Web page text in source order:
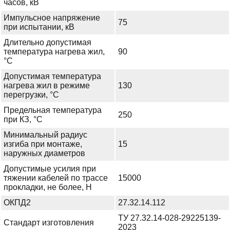
часов, кВ
Импульсное напряжение
при испытании, кВ
75
Длительно допустимая
температура нагрева жил,
°С
90
Допустимая температура
нагрева жил в режиме
перегрузки, °С
130
Предельная температура
при КЗ, °С
250
Минимальный радиус
изгиба при монтаже,
наружных диаметров
15
Допустимые усилия при
тяжении кабелей по трассе
прокладки, не более, Н
15000
ОКПД2 27.32.14.112
Стандарт изготовления
ТУ 27.32.14-028-29225139-
2023